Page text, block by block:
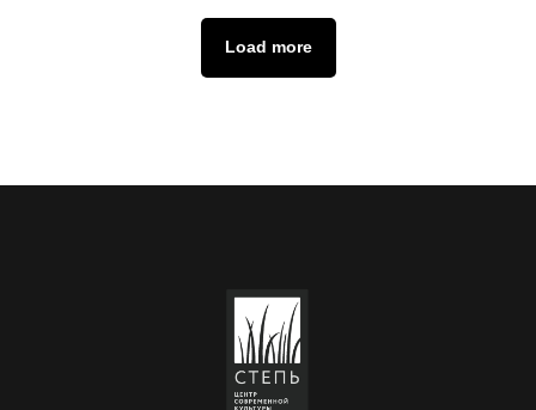
Load more